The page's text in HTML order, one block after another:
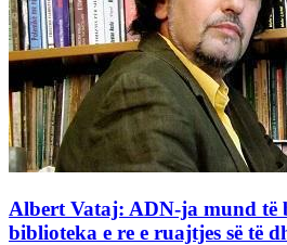
Albert Vataj: ADN-ja mund të
biblioteka e re e ruajtjes së të